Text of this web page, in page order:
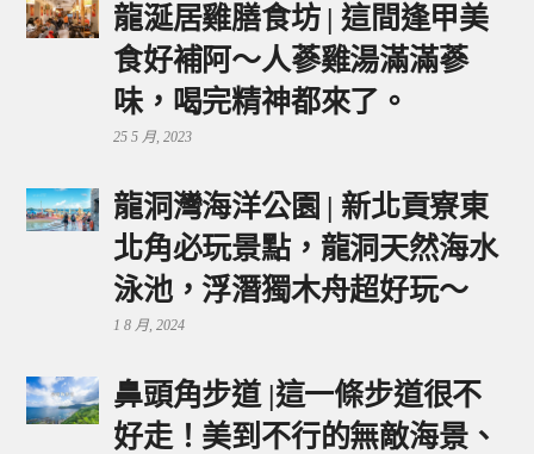
龍涎居雞膳食坊 | 這間逢甲美
食好補阿～人蔘雞湯滿滿蔘
味，喝完精神都來了。
25 5 月, 2023
龍洞灣海洋公園 | 新北貢寮東
北角必玩景點，龍洞天然海水
泳池，浮潛獨木舟超好玩～
1 8 月, 2024
鼻頭角步道 |這一條步道很不
好走！美到不行的無敵海景、